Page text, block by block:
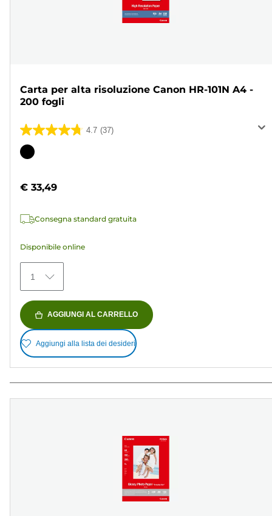
Carta per alta risoluzione Canon HR-101N A4 -
200 fogli
4.7 (37)
4.7
su
37
Cartuccia
colori
€ 33,49
Consegna standard gratuita
Disponibile online
1
AGGIUNGI AL CARRELLO
Aggiungi alla lista dei desideri